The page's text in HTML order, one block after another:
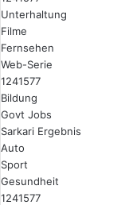
Unterhaltung
Filme
Fernsehen
Web-Serie
1241577
Bildung
Govt Jobs
Sarkari Ergebnis
Auto
Sport
Gesundheit
1241577